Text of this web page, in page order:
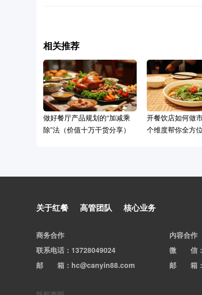
相关推荐
做好餐厅产品规划的“加减乘
除”法（价值十万干货分享）
开餐饮店如何做
个维度帮你全方
不进门？这8个细节才是关键
关于红餐 高管团队 核心业务
商务合作
联系电话 ：13728049024
邮箱：hc@canyin88.com
内容合作
微
邮